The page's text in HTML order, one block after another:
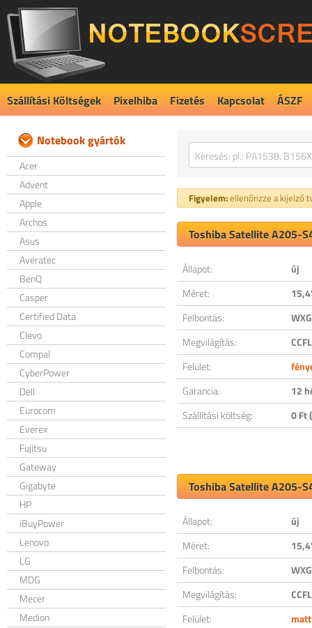
Szállítási Költségek Pixelhiba Fizetés Kapcsolat ÁSZF
Notebook gyártók
Acer
Advent
Apple
Archos
Asus
Averatec
BenQ
Casper
Certified Data
Clevo
Compal
CyberPower
Dell
Eurocom
Everex
Fujitsu
Gateway
Gigabyte
HP
iBuyPower
Lenovo
LG
MDG
Mecer
Medion
Figyelem:ellenőrizze a kijelző
Toshiba Satellite A205-
Állapot:
új
Méret:
Felbontás:
Megvilágítás:
CCFL
Felület:
Garancia:
12
Szállítási költség:
0 Ft
Toshiba Satellite A205-
Állapot:
új
Méret:
Felbontás:
Megvilágítás:
CCFL
Felület:
matt